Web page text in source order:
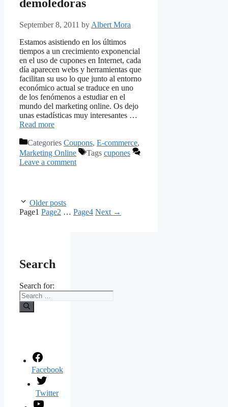
demoledoras
September 8, 2011 by Albert Mora
Estamos asistiendo en los últimos
tiempos a un crecimiento exponencial
en el uso de cupones en Internet, cada
día aparecen webs y herramientas que
facilitan su uso lo que junto al entorno
económico actual se traduce en uno
de los fenómenos a estudiar en el
mundo del marketing online. Os dejo
unas estadísticas muy interesantes …
Read more
Categories Coupons, E-commerce,
Marketing Online
Tags cupones
Leave a comment
Older posts
Page1 Page2 … Page4 Next →
Search
Search for:
Facebook
Twitter